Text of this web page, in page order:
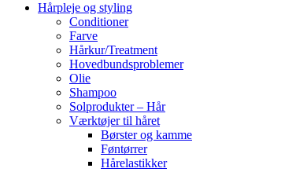
Hårpleje og styling
Conditioner
Farve
Hårkur/Treatment
Hovedbundsproblemer
Olie
Shampoo
Solprodukter – Hår
Værktøjer til håret
Børster og kamme
Føntørrer
Hårelastikker